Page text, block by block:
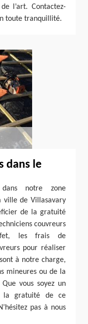
l’art. Contactez-
toute tranquillité.
dans le
notre zone
ville de Villasavary
de la gratuité
couvreurs
les frais de
pour réaliser
à notre charge,
mineures ou de la
vous soyez un
la gratuité de ce
pas à nous